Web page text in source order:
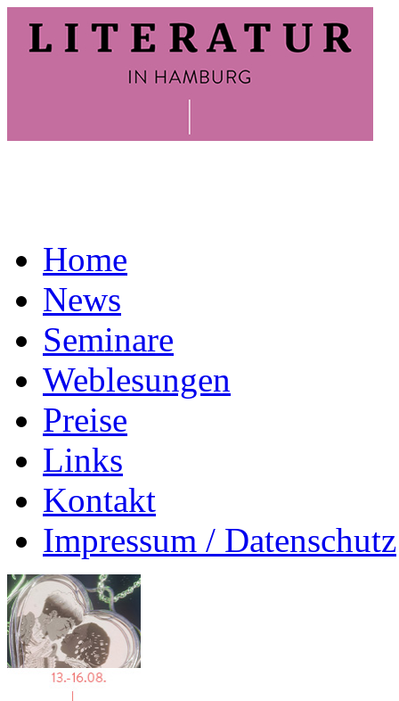
Home
News
Seminare
Weblesungen
Preise
Links
Kontakt
Impressum / Datenschutz